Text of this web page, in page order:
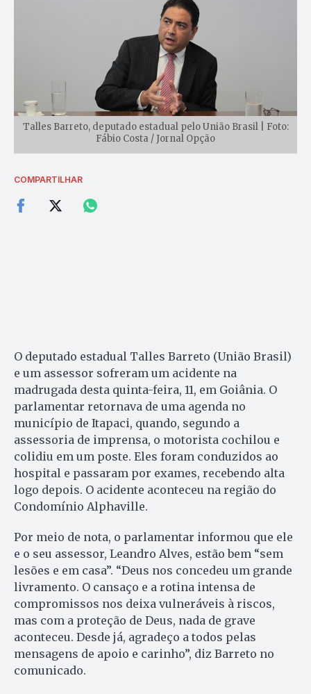
Talles Barreto, deputado estadual pelo União Brasil | Foto:
Fábio Costa / Jornal Opção
COMPARTILHAR
O deputado estadual Talles Barreto (União Brasil)
e um assessor sofreram um acidente na
madrugada desta quinta-feira, 11, em Goiânia. O
parlamentar retornava de uma agenda no
município de Itapaci, quando, segundo a
assessoria de imprensa, o motorista cochilou e
colidiu em um poste. Eles foram conduzidos ao
hospital e passaram por exames, recebendo alta
logo depois. O acidente aconteceu na região do
Condomínio Alphaville.
Por meio de nota, o parlamentar informou que ele
e o seu assessor, Leandro Alves, estão bem “sem
lesões e em casa”. “Deus nos concedeu um grande
livramento. O cansaço e a rotina intensa de
compromissos nos deixa vulneráveis à riscos,
mas com a proteção de Deus, nada de grave
aconteceu. Desde já, agradeço a todos pelas
mensagens de apoio e carinho”, diz Barreto no
comunicado.